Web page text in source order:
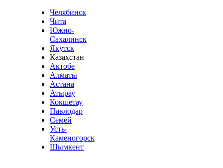
Челябинск
Чита
Южно-
Сахалинск
Якутск
Казахстан
Актобе
Алматы
Астана
Атырау
Кокшетау
Павлодар
Семей
Усть-
Каменогорск
Шымкент